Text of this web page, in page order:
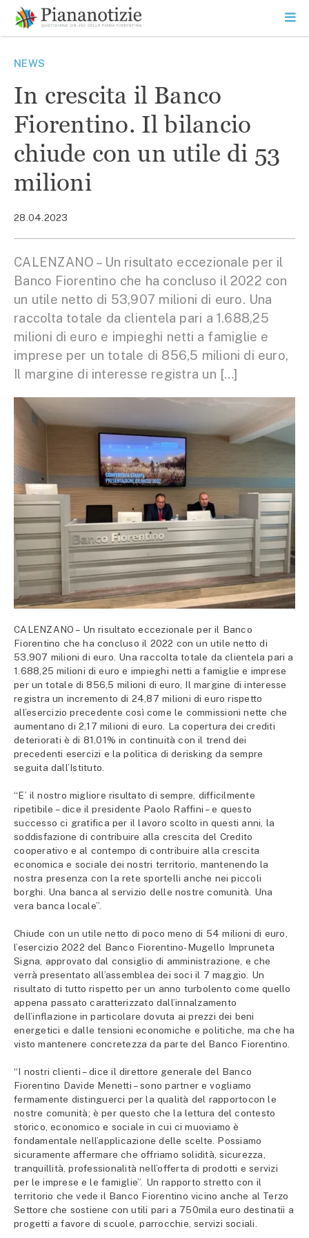
contenuto
SEARCH
NEWS
In crescita il Banco
Fiorentino. Il bilancio
chiude con un utile di 53
milioni
28.04.2023
CALENZANO – Un risultato eccezionale per il
Banco Fiorentino che ha concluso il 2022 con
un utile netto di 53,907 milioni di euro. Una
raccolta totale da clientela pari a 1.688,25
milioni di euro e impieghi netti a famiglie e
imprese per un totale di 856,5 milioni di euro,
Il margine di interesse registra un […]
CALENZANO – Un risultato eccezionale per il Banco
Fiorentino che ha concluso il 2022 con un utile netto di
53,907 milioni di euro. Una raccolta totale da clientela pari a
1.688,25 milioni di euro e impieghi netti a famiglie e imprese
per un totale di 856,5 milioni di euro, Il margine di interesse
registra un incremento di 24,87 milioni di euro rispetto
all’esercizio precedente così come le commissioni nette che
aumentano di 2,17 milioni di euro. La copertura dei crediti
deteriorati è di 81,01% in continuità con il trend dei
precedenti esercizi e la politica di derisking da sempre
seguita dall’Istituto.
“E’ il nostro migliore risultato di sempre, difficilmente
ripetibile – dice il presidente Paolo Raffini – e questo
successo ci gratifica per il lavoro scolto in questi anni, la
soddisfazione di contribuire alla crescita del Credito
cooperativo e al contempo di contribuire alla crescita
economica e sociale dei nostri territorio, mantenendo la
nostra presenza con la rete sportelli anche nei piccoli
borghi. Una banca al servizio delle nostre comunità. Una
vera banca locale”.
Chiude con un utile netto di poco meno di 54 milioni di euro,
l’esercizio 2022 del Banco Fiorentino-Mugello Impruneta
Signa, approvato dal consiglio di amministrazione, e che
verrà presentato all’assemblea dei soci il 7 maggio. Un
risultato di tutto rispetto per un anno turbolento come quello
appena passato caratterizzato dall’innalzamento
dell’inflazione in particolare dovuta ai prezzi dei beni
energetici e dalle tensioni economiche e politiche, ma che ha
visto mantenere concretezza da parte del Banco Fiorentino.
“I nostri clienti – dice il direttore generale del Banco
Fiorentino Davide Menetti – sono partner e vogliamo
fermamente distinguerci per la qualità del rapportocon le
nostre comunità; è per questo che la lettura del contesto
storico, economico e sociale in cui ci muoviamo è
fondamentale nell’applicazione delle scelte. Possiamo
sicuramente affermare che offriamo solidità, sicurezza,
tranquillità, professionalità nell’offerta di prodotti e servizi
per le imprese e le famiglie”. Un rapporto stretto con il
territorio che vede il Banco Fiorentino vicino anche al Terzo
Settore che sostiene con utili pari a 750mila euro destinatii a
progetti a favore di scuole, parrocchie, servizi sociali.